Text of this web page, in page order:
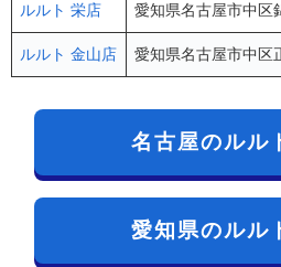
ルルト 栄店 愛知県名古屋市中区
ルルト 金山店 愛知県名古屋市中区
名古屋のルル
愛知県のルル